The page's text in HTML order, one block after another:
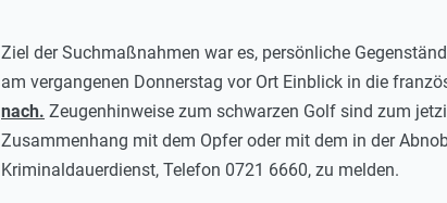
Ziel der Suchmaßnahmen war es, persönliche
am vergangenen Donnerstag vor Ort Einblick in die
nach. Zeugenhinweise zum schwarzen Golf sind zum
Zusammenhang mit dem Opfer oder mit dem in der
Kriminaldauerdienst, Telefon 0721 6660, zu melden.